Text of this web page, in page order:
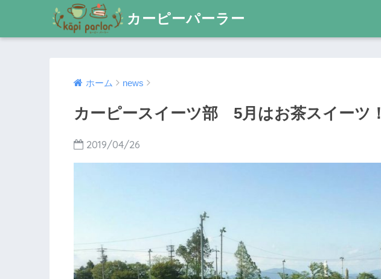
カーピーパーラー
ホーム news
カーピースイーツ部 5月はお茶スイーツ！
2019/04/26